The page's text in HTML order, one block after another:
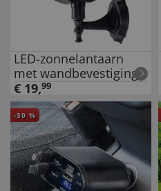
LED-zonnelantaarn
met wandbevestiging
€ 19,99
-30 %